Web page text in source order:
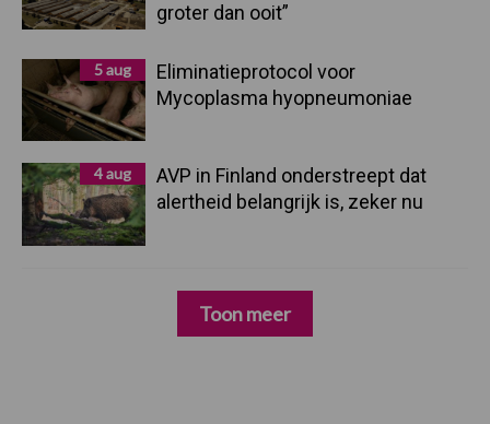
groter dan ooit”
5 aug
Eliminatieprotocol voor
Mycoplasma hyopneumoniae
4 aug
AVP in Finland onderstreept dat
alertheid belangrijk is, zeker nu
Toon meer